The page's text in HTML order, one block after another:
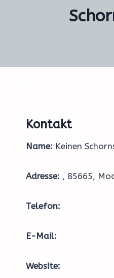
Kontakt
Name: Keinen
Adresse: , 85665,
Telefon:
E-Mail:
Website: